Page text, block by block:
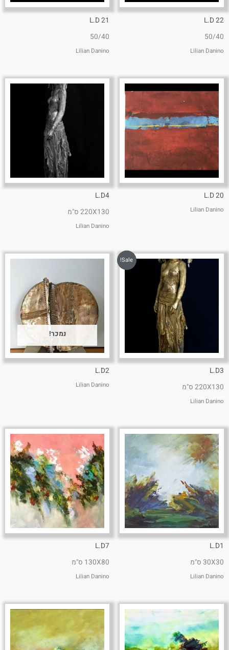
L.D 22
50/40
Lilian Danino
L.D 21
50/40
Lilian Danino
L.D 20
Lilian Danino
L.D4
220X130 ס"מ
Lilian Danino
Sale!
L.D3
220X130 ס"מ
Lilian Danino
נמכר!
L.D2
Lilian Danino
L.D1
30X30 ס"מ
Lilian Danino
L.D7
130X80 ס"מ
Lilian Danino